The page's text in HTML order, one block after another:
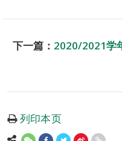
下一篇： 2020/2021学
列印本页